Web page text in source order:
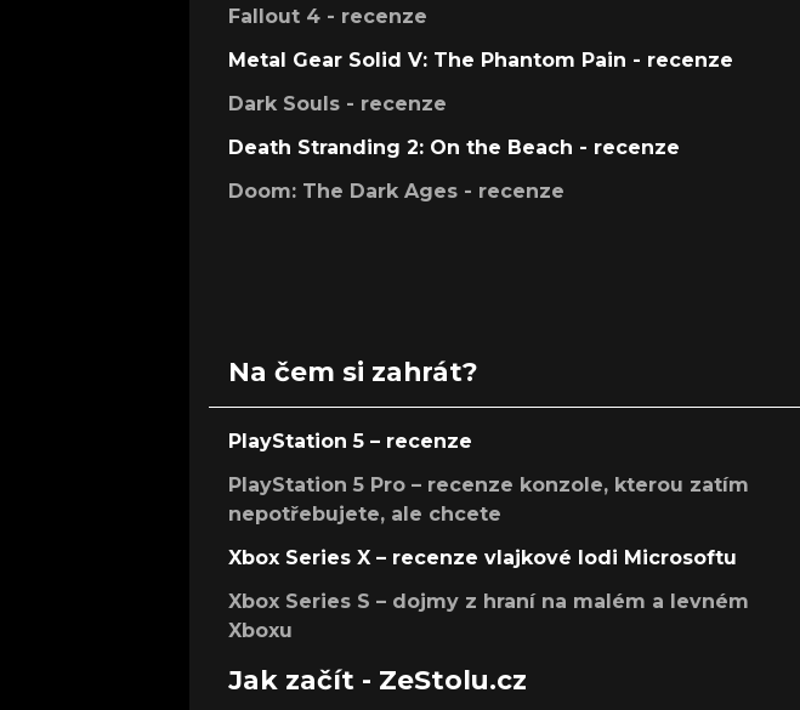
Fallout 4 - recenze
Metal Gear Solid V: The Phantom Pain - recenze
Dark Souls - recenze
Death Stranding 2: On the Beach - recenze
Doom: The Dark Ages - recenze
Na čem si zahrát?
PlayStation 5 – recenze
PlayStation 5 Pro – recenze konzole, kterou zatím
nepotřebujete, ale chcete
Xbox Series X – recenze vlajkové lodi Microsoftu
Xbox Series S – dojmy z hraní na malém a levném
Xboxu
Jak začít - ZeStolu.cz